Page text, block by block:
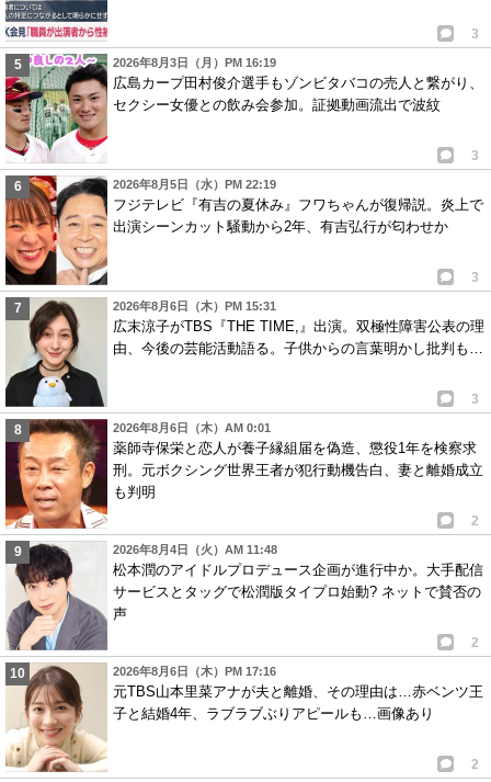
3
2026年8月3日（月）PM 16:19
広島カープ田村俊介選手もゾンビタバコの売人と繋がり、
セクシー女優との飲み会参加。証拠動画流出で波紋
3
2026年8月5日（水）PM 22:19
フジテレビ『有吉の夏休み』フワちゃんが復帰説。炎上で
出演シーンカット騒動から2年、有吉弘行が匂わせか
3
2026年8月6日（木）PM 15:31
広末涼子がTBS『THE TIME,』出演。双極性障害公表の理
由、今後の芸能活動語る。子供からの言葉明かし批判も…
3
2026年8月6日（木）AM 0:01
薬師寺保栄と恋人が養子縁組届を偽造、懲役1年を検察求
刑。元ボクシング世界王者が犯行動機告白、妻と離婚成立
も判明
2
2026年8月4日（火）AM 11:48
松本潤のアイドルプロデュース企画が進行中か。大手配信
サービスとタッグで松潤版タイプロ始動? ネットで賛否の
声
2
2026年8月6日（木）PM 17:16
元TBS山本里菜アナが夫と離婚、その理由は…赤ベンツ王
子と結婚4年、ラブラブぶりアピールも…画像あり
2